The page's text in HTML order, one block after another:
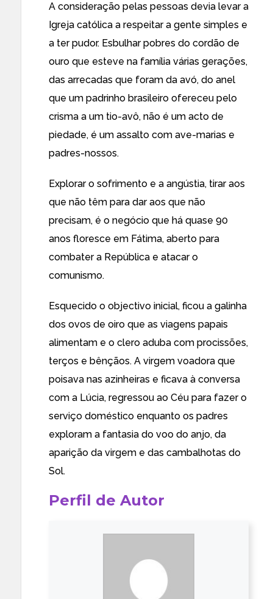
A consideração pelas pessoas devia levar a
Igreja católica a respeitar a gente simples e
a ter pudor. Esbulhar pobres do cordão de
ouro que esteve na família várias gerações,
das arrecadas que foram da avó, do anel
que um padrinho brasileiro ofereceu pelo
crisma a um tio-avô, não é um acto de
piedade, é um assalto com ave-marias e
padres-nossos.
Explorar o sofrimento e a angústia, tirar aos
que não têm para dar aos que não
precisam, é o negócio que há quase 90
anos floresce em Fátima, aberto para
combater a República e atacar o
comunismo.
Esquecido o objectivo inicial, ficou a galinha
dos ovos de oiro que as viagens papais
alimentam e o clero aduba com procissões,
terços e bênçãos. A virgem voadora que
poisava nas azinheiras e ficava à conversa
com a Lúcia, regressou ao Céu para fazer o
serviço doméstico enquanto os padres
exploram a fantasia do voo do anjo, da
aparição da virgem e das cambalhotas do
Sol.
Perfil de Autor